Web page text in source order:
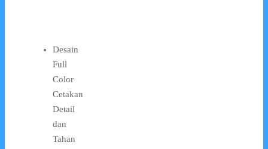
Desain
Full
Color
Cetakan
Detail
dan
Tahan